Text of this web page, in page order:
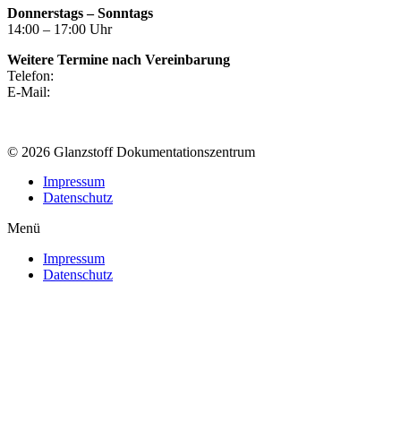
Donnerstags – Sonntags
14:00 – 17:00 Uhr
Weitere Termine nach Vereinbarung
Telefon:
E-Mail:
© 2026 Glanzstoff Dokumentationszentrum
Impressum
Datenschutz
Menü
Impressum
Datenschutz